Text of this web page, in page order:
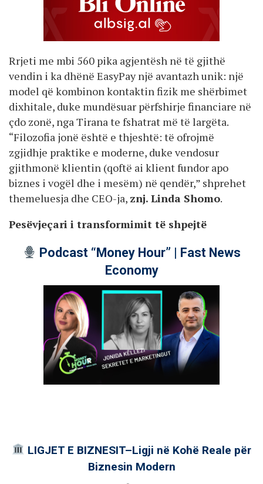
Rrjeti me mbi 560 pika agjentësh në të gjithë
vendin i ka dhënë EasyPay një avantazh unik: një
model që kombinon kontaktin fizik me shërbimet
dixhitale, duke mundësuar përfshirje financiare në
çdo zonë, nga Tirana te fshatrat më të largëta.
“Filozofia jonë është e thjeshtë: të ofrojmë
zgjidhje praktike e moderne, duke vendosur
gjithmonë klientin (qoftë ai klient fundor apo
biznes i vogël dhe i mesëm) në qendër,” shprehet
themeluesja dhe CEO-ja, znj. Linda Shomo.
Pesëvjeçari i transformimit të shpejtë
Podcast “Money Hour” | Fast News
Economy
LIGJET E BIZNESIT–Ligji në Kohë Reale për
Biznesin Modern